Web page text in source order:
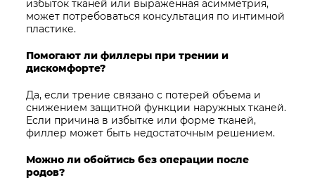
избыток тканей или выраженная асимметрия,
может потребоваться консультация по интимной
пластике.
Помогают ли филлеры при трении и
дискомфорте?
Да, если трение связано с потерей объема и
снижением защитной функции наружных тканей.
Если причина в избытке или форме тканей,
филлер может быть недостаточным решением.
Можно ли обойтись без операции после
родов?